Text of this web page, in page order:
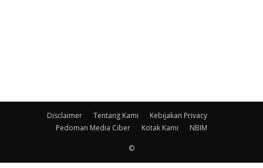
Disclaimer Tentang Kami
Kebijakan Privacy
Pedoman Media Ciber
Kotak Kami NBIM
©